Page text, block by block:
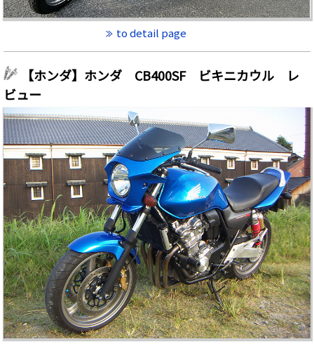
to detail page
【ホンダ】ホンダ CB400SF ビキニカウル レ
ビュー